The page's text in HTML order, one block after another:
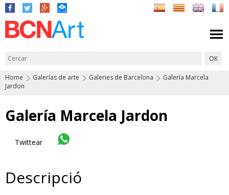
Home Galerías de arte Galeries de Barcelona
Galería Marcela
Jardon
Galería Marcela Jardon
Twittear
Descripció